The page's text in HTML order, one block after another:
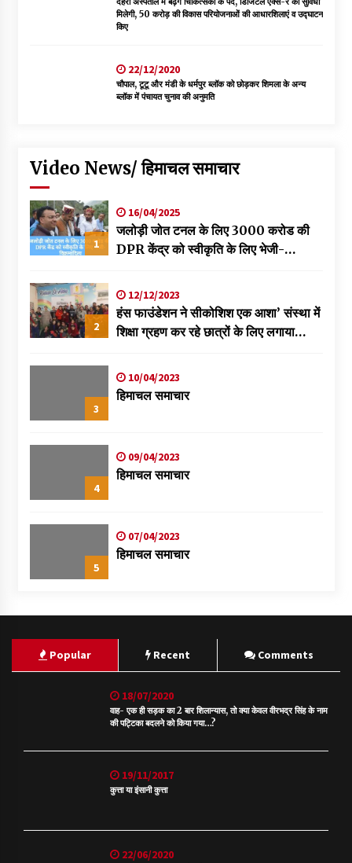
मिलेगी, 50 करोड़ की विकास परियोजनाओं की आधारशिलाएं व उद्घाटन
किए
22/12/2020
चौपाल, टूटू और मंडी के धर्मपुर ब्लॉक को छोड़कर शिमला के अन्य
ब्लॉक में पंचायत चुनाव की अनुमति
Video News/ हिमाचल समाचार
1
16/04/2025
जलोड़ी जोत टनल के लिए 3000 करोड की
DPR केंद्र को स्वीकृति के लिए भेजी-
2
12/12/2023
हंस फाउंडेशन ने सीकोशिश एक आशा’ संस्था में
शिक्षा ग्रहण कर रहे छात्रों के लिए लगाया
3
10/04/2023
हिमाचल समाचार
4
09/04/2023
हिमाचल समाचार
5
07/04/2023
हिमाचल समाचार
Popular Recent Comments
18/07/2020
वाह- एक ही सड़क का 2 बार शिलान्यास, तो क्या केवल वीरभद्र सिंह के नाम
की पट्टिका बदलने को किया गया…?
19/11/2017
कुत्ता या इंसानी कुत्ता
22/06/2020